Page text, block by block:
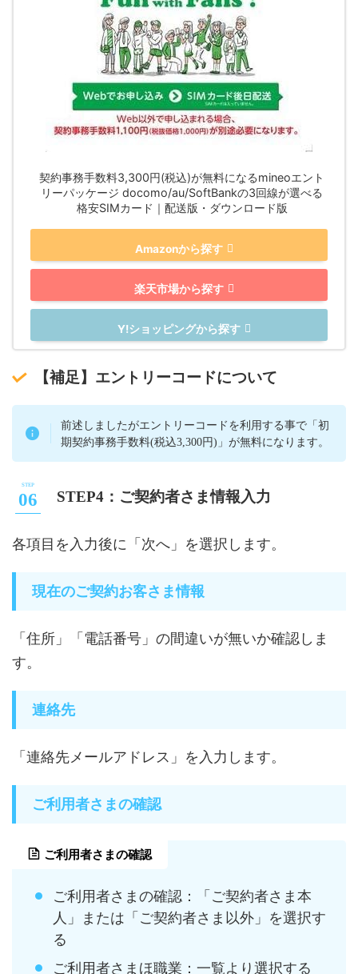
契約事務手数料3,300円(税込)が無料になるmineoエント
リーパッケージ docomo/au/SoftBankの3回線が選べる
格安SIMカード｜配送版・ダウンロード版
Amazonから探す
楽天市場から探す
Y!ショッピングから探す
【補足】エントリーコードについて
前述しましたがエントリーコードを利用する事で「初
期契約事務手数料(税込3,300円)」が無料になります。
STEP4：ご契約者さま情報入力
各項目を入力後に「次へ」を選択します。
現在のご契約お客さま情報
「住所」「電話番号」の間違いが無いか確認しま
す。
連絡先
「連絡先メールアドレス」を入力します。
ご利用者さまの確認
ご利用者さまの確認
ご利用者さまの確認：「ご契約者さま本
人」または「ご契約者さま以外」を選択す
る
ご利用者さまほ職業：一覧より選択する